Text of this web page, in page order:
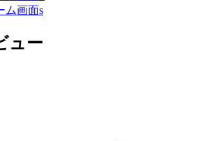
ュー